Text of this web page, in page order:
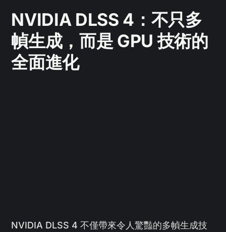
NVIDIA DLSS 4：不只多
幀生成，而是 GPU 技術的
全面進化
NVIDIA DLSS 4 不僅帶來令人驚豔的多幀生成技